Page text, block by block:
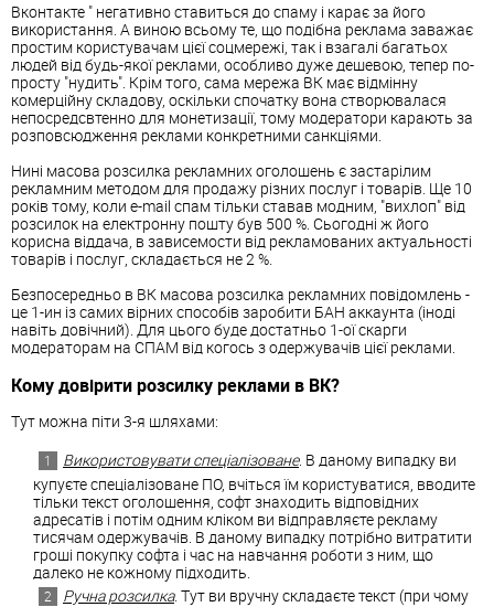
Вконтакте " негативно ставиться до спаму і карає за його
використання. А виною всьому те, що подібна реклама заважає
простим користувачам цієї соцмережі, так і взагалі багатьох
людей від будь-якої реклами, особливо дуже дешевою, тепер по-
просту "нудить". Крім того, сама мережа ВК має відмінну
комерційну складову, оскільки спочатку вона створювалася
непосредсвтенно для монетизації, тому модератори карають за
розповсюдження реклами конкретними санкціями.
Нині масова розсилка рекламних оголошень є застарілим
рекламним методом для продажу різних послуг і товарів. Ще 10
років тому, коли e-mail спам тільки ставав модним, "вихлоп" від
розсилок на електронну пошту був 500 %. Сьогодні ж його
корисна віддача, в зависемости від рекламованих актуальності
товарів і послуг, складається не 2 %.
Безпосередньо в ВК масова розсилка рекламних повідомлень -
це 1-ин із самих вірних способів заробити БАН аккаунта (іноді
навіть довічний). Для цього буде достатньо 1-ої скарги
модераторам на СПАМ від когось з одержувачів цієї реклами.
Кому довірити розсилку реклами в ВК?
Тут можна піти 3-я шляхами:
Використовувати спеціалізоване. В даному випадку ви
купуєте спеціалізоване ПО, вчіться їм користуватися, вводите
тільки текст оголошення, софт знаходить відповідних
адресатів і потім одним кліком ви відправляєте рекламу
тисячам одержувачів. В даному випадку потрібно витратити
гроші покупку софта і час на навчання роботи з ним, що
далеко не кожному підходить.
Ручна розсилка. Тут ви вручну складаєте текст (при чому